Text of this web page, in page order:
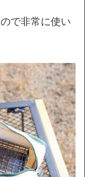
で非常に使い